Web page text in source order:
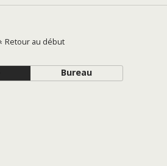
Retour au début
Bureau